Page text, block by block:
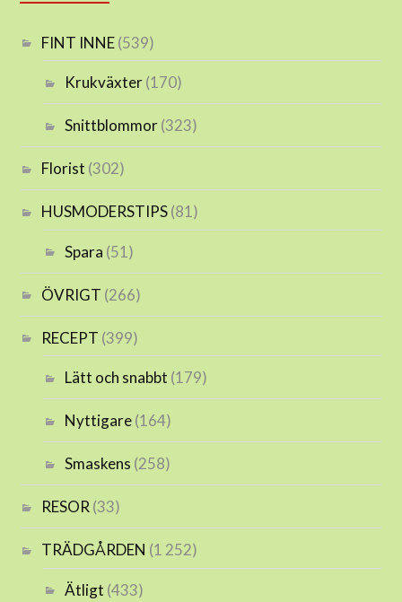
FINT INNE(539)
Krukväxter(170)
Snittblommor(323)
Florist (302)
HUSMODERSTIPS(81)
Spara (51)
ÖVRIGT (266)
RECEPT (399)
Lätt och snabbt (179)
Nyttigare(164)
Smaskens (258)
RESOR (33)
TRÄDGÅRDEN (1 252)
Ätligt (433)